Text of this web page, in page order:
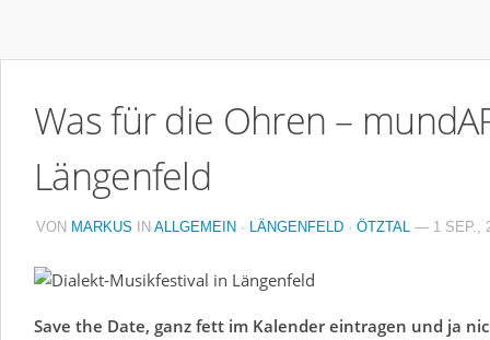
Kostenloser Bustransfer ins Gletscherskigebiet von Sölden
Kontakt
Datenschutzerklärung
Was für die Ohren –
Längenfeld
VON MARKUS IN ALLGEMEIN · LÄNGENFELD · ÖTZTAL — 1 SEP.,
Save the Date, ganz fett im Kalender eintragen und ja